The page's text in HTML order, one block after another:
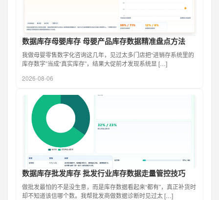
数据库存母婴库存 母婴产品库存数据精准盘点方法
我做母婴零售数字化咨询这几年，见过太多门店把“进销存系统里的
库存数字”当成“真实库存”，结果大促前才发现系统显 […]
2026-08-06
数据库存批发库存 批发行业库存数据走量管控技巧
做批发最怕的不是没生意，而是库存数据看起来“都有”，真正补货时
却不知道该信哪个数。我帮批发商做数据诊断时见过太 […]